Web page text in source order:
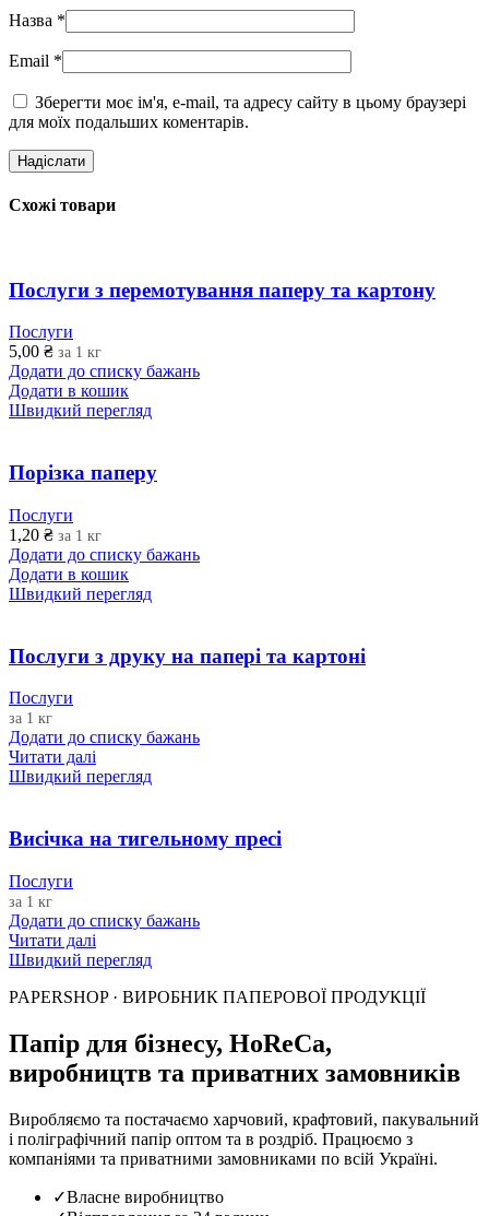
Назва *
Email *
Зберегти моє ім'я, e-mail, та адресу сайту в цьому браузері
для моїх подальших коментарів.
Схожі товари
Послуги з перемотування паперу та картону
Послуги
5,00 ₴ за 1 кг
Додати до списку бажань
Додати в кошик
Швидкий перегляд
Порізка паперу
Послуги
1,20 ₴ за 1 кг
Додати до списку бажань
Додати в кошик
Швидкий перегляд
Послуги з друку на папері та картоні
Послуги
за 1 кг
Додати до списку бажань
Читати далі
Швидкий перегляд
Висічка на тигельному пресі
Послуги
за 1 кг
Додати до списку бажань
Читати далі
Швидкий перегляд
PAPERSHOP · ВИРОБНИК ПАПЕРОВОЇ ПРОДУКЦІЇ
Папір для бізнесу, HoReCa,
виробництв та приватних замовників
Виробляємо та постачаємо харчовий, крафтовий, пакувальний
і поліграфічний папір оптом та в роздріб. Працюємо з
компаніями та приватними замовниками по всій Україні.
✓Власне виробництво